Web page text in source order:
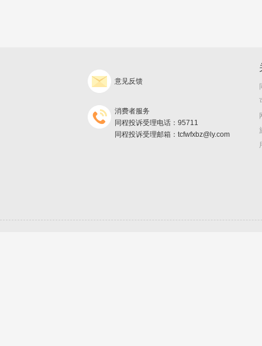
意见反馈
消费者服务
同程投诉受理电话：95711
同程投诉受理邮箱：tcfwfxbz@ly.com